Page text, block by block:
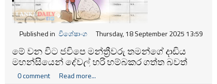
Published in විශේෂාංග Thursday, 18 September 2025 13:59
මේ වන විට ජවිපෙ මන්ත්‍රීවරු තමන්ගේ දාඩිය
මහන්සියෙන් දේවල් හරි හම්බකර ගත්ත බවත්
එ්වා නීත්‍යනුකූල බවටත් ප්‍රචාරය කිරීමට දැඩි
0 comment Read more...